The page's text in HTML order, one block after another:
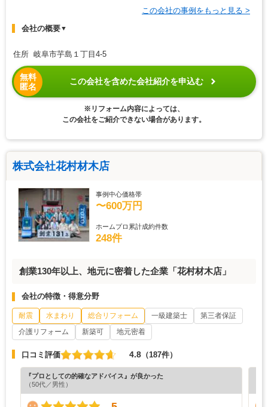
この会社の事例をもっと見る >
会社の概要▼
住所 岐阜市芋島１丁目4-5
無料
匿名
この会社を含めた会社紹介を申込む
※リフォーム内容によっては、
この会社をご紹介できない場合があります。
株式会社花村材木店
事例中心価格帯
〜600万円
ホームプロ累計成約件数
248件
創業130年以上、地元に密着した企業「花村材木店」
会社の特徴・得意分野
耐震 水まわり 総合リフォーム 一級建築士
第三者保証
介護リフォーム
新築可 地元密着
口コミ評価 4.8 （187件）
『プロとしての的確なアドバイス』が良かった
（50代／男性）